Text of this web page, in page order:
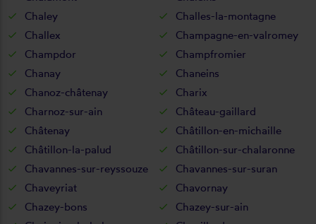
Chaley
Challes-la-montagne
Challex
Champagne-en-valromey
Champdor
Champfromier
Chanay
Chaneins
Chanoz-châtenay
Charix
Charnoz-sur-ain
Château-gaillard
Châtenay
Châtillon-en-michaille
Châtillon-la-palud
Châtillon-sur-chalaronne
Chavannes-sur-reyssouze
Chavannes-sur-suran
Chaveyriat
Chavornay
Chazey-bons
Chazey-sur-ain